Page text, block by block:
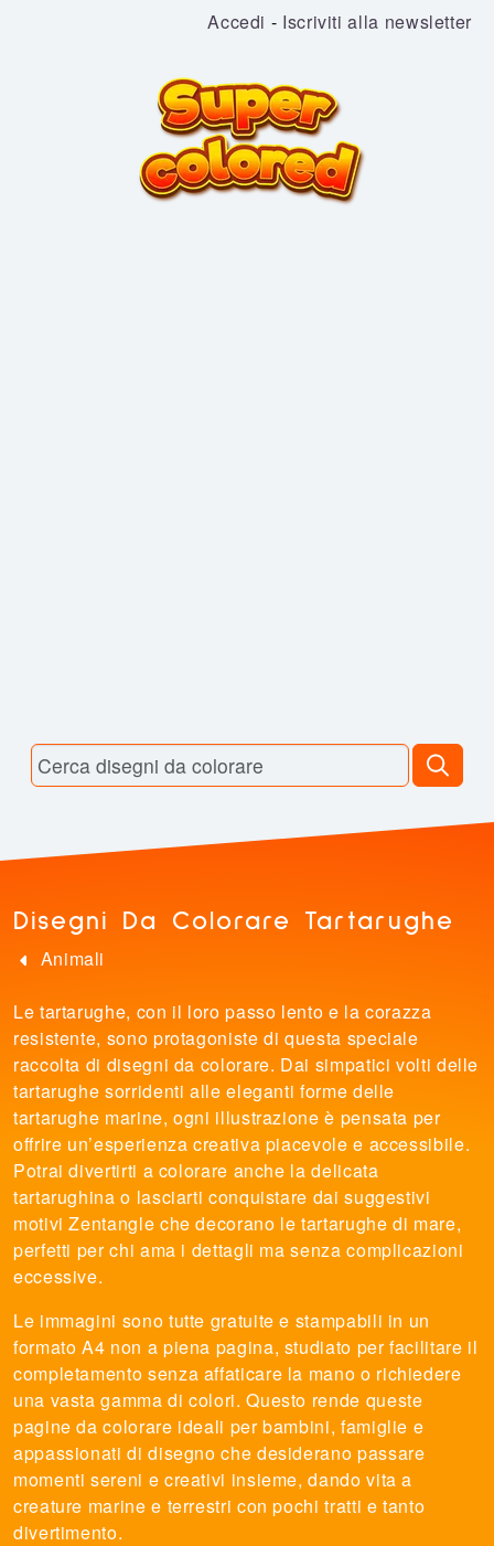
Accedi - Iscriviti alla newsletter
Disegni Da Colorare Tartarughe
Animali
Le tartarughe, con il loro passo lento e la corazza
resistente, sono protagoniste di questa speciale
raccolta di disegni da colorare. Dai simpatici volti delle
tartarughe sorridenti alle eleganti forme delle
tartarughe marine, ogni illustrazione è pensata per
offrire un’esperienza creativa piacevole e accessibile.
Potrai divertirti a colorare anche la delicata
tartarughina o lasciarti conquistare dai suggestivi
motivi Zentangle che decorano le tartarughe di mare,
perfetti per chi ama i dettagli ma senza complicazioni
eccessive.
Le immagini sono tutte gratuite e stampabili in un
formato A4 non a piena pagina, studiato per facilitare il
completamento senza affaticare la mano o richiedere
una vasta gamma di colori. Questo rende queste
pagine da colorare ideali per bambini, famiglie e
appassionati di disegno che desiderano passare
momenti sereni e creativi insieme, dando vita a
creature marine e terrestri con pochi tratti e tanto
divertimento.